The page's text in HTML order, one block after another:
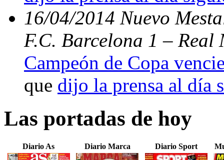
16/04/2014 Nuevo
F.C. Barcelona 1 –
Campeón de Copa
que dijo la prensa al día
Las portadas de hoy
Diario As Diario Marca Diario Sport